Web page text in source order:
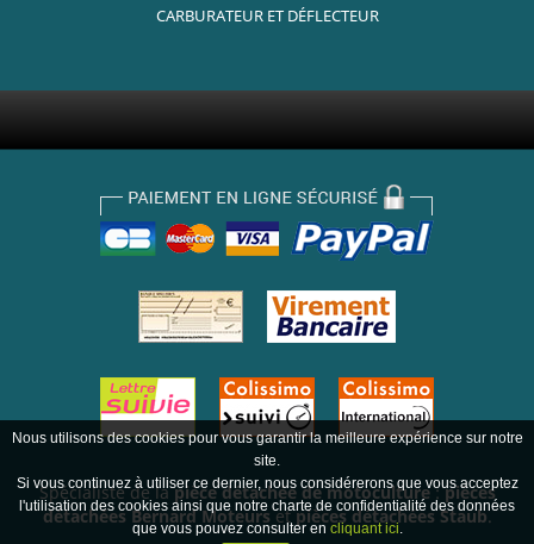
CARBURATEUR ET DÉFLECTEUR
Nous utilisons des cookies pour vous garantir la meilleure expérience sur notre
site.
Si vous continuez à utiliser ce dernier, nous considérerons que vous acceptez
l'utilisation des cookies ainsi que notre charte de confidentialité des données
que vous pouvez consulter en cliquant ici.
Spécialiste de lapièce détachée de motoculture:pièces
détachées Bernard Moteursetpièces détachées Staub.